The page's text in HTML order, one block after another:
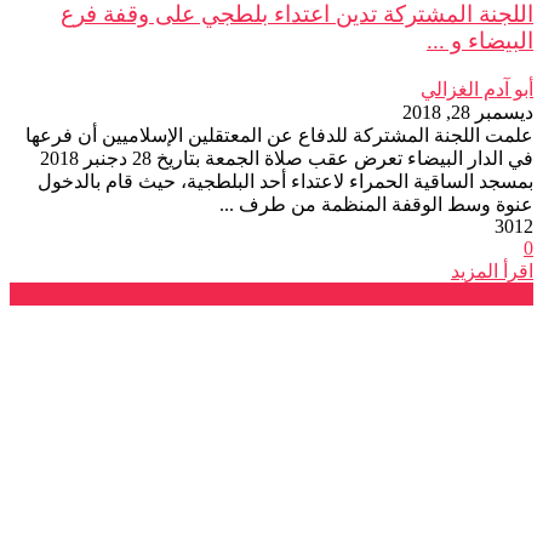
اللجنة المشتركة تدين اعتداء بلطجي على وقفة فرع
البيضاء و ...
أبو آدم الغزالي
ديسمبر 28, 2018
علمت اللجنة المشتركة للدفاع عن المعتقلين الإسلاميين أن فرعها
في الدار البيضاء تعرض عقب صلاة الجمعة بتاريخ 28 دجنبر 2018
بمسجد الساقية الحمراء لاعتداء أحد البلطجية، حيث قام بالدخول
عنوة وسط الوقفة المنظمة من طرف ...
3012
0
اقرأ المزيد